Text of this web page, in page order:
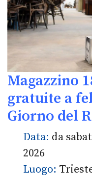
Magazzino
gratuite a
Giorno del
Data: da
2026
Luogo: